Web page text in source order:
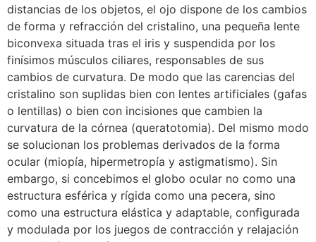
distancias de los objetos, el ojo dispone de los cambios
de forma y refracción del cristalino, una pequeña lente
biconvexa situada tras el iris y suspendida por los
finísimos músculos ciliares, responsables de sus
cambios de curvatura. De modo que las carencias del
cristalino son suplidas bien con lentes artificiales (gafas
o lentillas) o bien con incisiones que cambien la
curvatura de la córnea (queratotomia). Del mismo modo
se solucionan los problemas derivados de la forma
ocular (miopía, hipermetropía y astigmatismo). Sin
embargo, si concebimos el globo ocular no como una
estructura esférica y rígida como una pecera, sino
como una estructura elástica y adaptable, configurada
y modulada por los juegos de contracción y relajación